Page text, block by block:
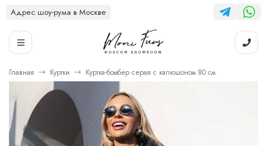
Адрес шоу-рума в Москве
Главная Куртки Куртка-бомбер серая с капюшоном 80 см.